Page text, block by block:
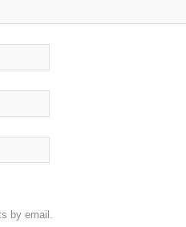
by email.